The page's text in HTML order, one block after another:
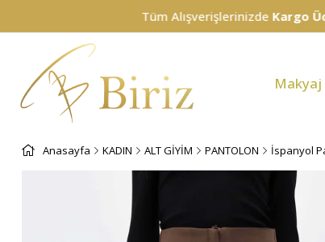
Makyaj
Anasayfa KADIN ALT GİYİM PANTOLON İspanyol
Tüm AlışverişlerinizdeKargo